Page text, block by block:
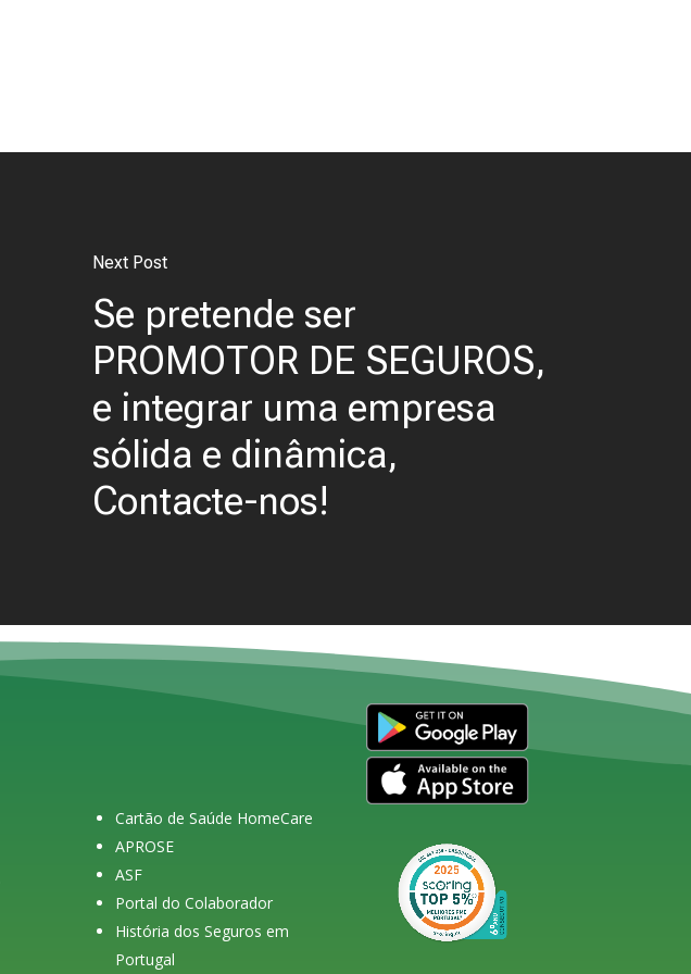
Next Post
Se pretende ser
PROMOTOR DE SEGUROS,
e integrar uma empresa
sólida e dinâmica,
Contacte-nos!
Cartão de Saúde HomeCare
APROSE
ASF
Portal do Colaborador
História dos Seguros em
Portugal